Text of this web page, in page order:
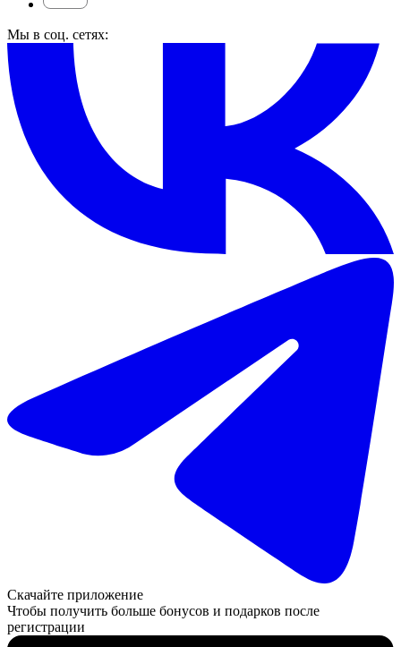
Мы в соц. сетях:
Скачайте приложение
Чтобы получить больше бонусов и подарков после
регистрации